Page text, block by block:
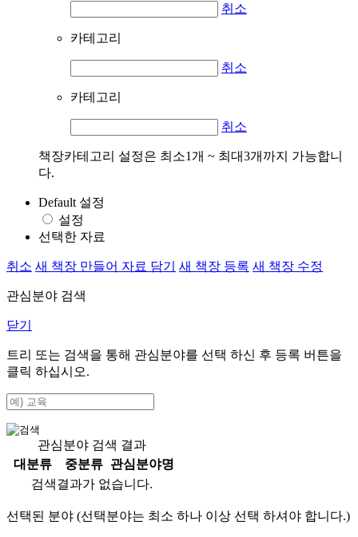
취소
카테고리
취소
카테고리
취소
책장카테고리 설정은 최소1개 ~ 최대3개까지 가능합니
다.
Default 설정
설정
선택한 자료
취소 새 책장 만들어 자료 담기 새 책장 등록 새 책장 수정
관심분야 검색
닫기
트리 또는 검색을 통해 관심분야를 선택 하신 후 등록 버튼을
클릭 하십시오.
관심분야 검색 결과
대분류
중분류
관심분야명
검색결과가 없습니다.
선택된 분야 (선택분야는 최소 하나 이상 선택 하셔야 합니다.)